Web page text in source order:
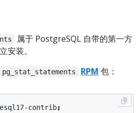
属于 PostgreSQL 自带的第一方
安装。
pg_stat_statements RPM 包：
contrib;